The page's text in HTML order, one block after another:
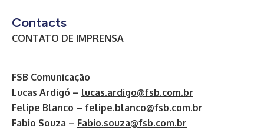
Contacts
CONTATO DE IMPRENSA
FSB Comunicação
Lucas Ardigó – lucas.ardigo@fsb.com.br
Felipe Blanco – felipe.blanco@fsb.com.br
Fabio Souza – Fabio.souza@fsb.com.br